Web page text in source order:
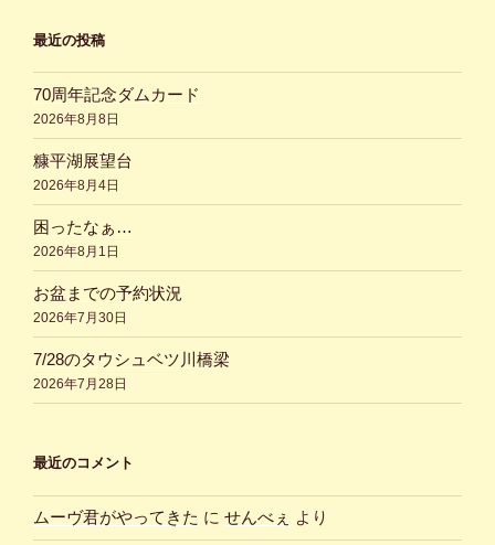
最近の投稿
70周年記念ダムカード
2026年8月8日
糠平湖展望台
2026年8月4日
困ったなぁ…
2026年8月1日
お盆までの予約状況
2026年7月30日
7/28のタウシュベツ川橋梁
2026年7月28日
最近のコメント
ムーヴ君がやってきた に せんべぇ より